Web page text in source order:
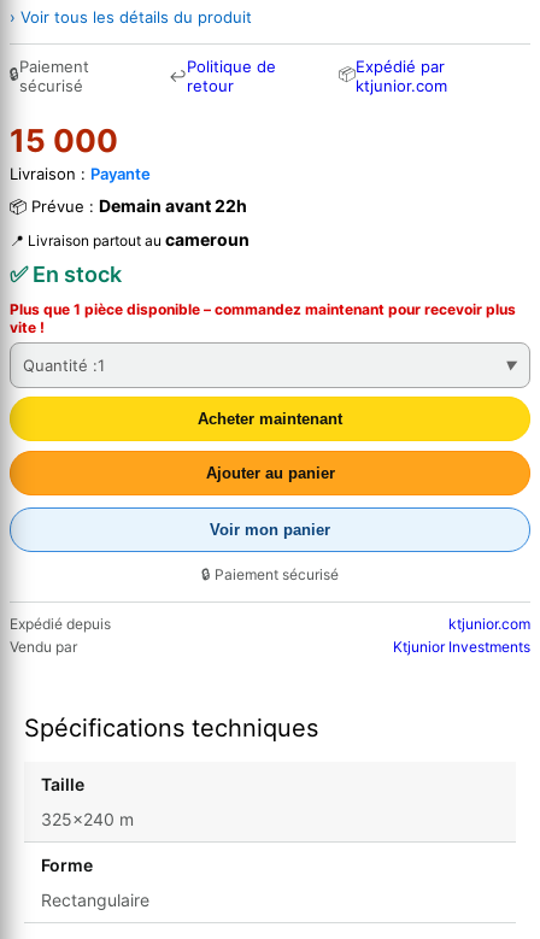
› Voir tous les détails du produit
🔒Paiement
sécurisé
↩Politique de
retour
📦Expédié par
ktjunior.com
15 000
Livraison : Payante
📦 Prévue : Demain avant 22h
📍 Livraison partout au cameroun
✅ En stock
Plus que 1 pièce disponible – commandez maintenant pour recevoir plus
vite !
Quantité :1
Acheter maintenant
Ajouter au panier
Voir mon panier
🔒 Paiement sécurisé
Expédié depuis
ktjunior.com
Vendu par
Ktjunior Investments
Spécifications techniques
Taille
325x240 m
Forme
Rectangulaire